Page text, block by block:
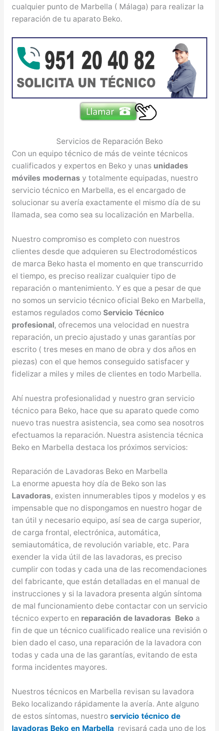
cualquier punto de Marbella ( Málaga) para realizar la
reparación de tu aparato Beko.
Servicios de Reparación Beko
Con un equipo técnico de más de veinte técnicos
cualificados y expertos en Beko y unas unidades
móviles modernas y totalmente equipadas, nuestro
servicio técnico en Marbella, es el encargado de
solucionar su avería exactamente el mismo día de su
llamada, sea como sea su localización en Marbella.
Nuestro compromiso es completo con nuestros
clientes desde que adquieren su Electrodomésticos
de marca Beko hasta el momento en que transcurrido
el tiempo, es preciso realizar cualquier tipo de
reparación o mantenimiento. Y es que a pesar de que
no somos un servicio técnico oficial Beko en Marbella,
estamos regulados como Servicio Técnico
profesional, ofrecemos una velocidad en nuestra
reparación, un precio ajustado y unas garantías por
escrito ( tres meses en mano de obra y dos años en
piezas) con el que hemos conseguido satisfacer y
fidelizar a miles y miles de clientes en todo Marbella.
Ahí nuestra profesionalidad y nuestro gran servicio
técnico para Beko, hace que su aparato quede como
nuevo tras nuestra asistencia, sea como sea nosotros
efectuamos la reparación. Nuestra asistencia técnica
Beko en Marbella destaca los próximos servicios:
Reparación de Lavadoras Beko en Marbella
La enorme apuesta hoy día de Beko son las
Lavadoras, existen innumerables tipos y modelos y es
impensable que no dispongamos en nuestro hogar de
tan útil y necesario equipo, así sea de carga superior,
de carga frontal, electrónica, automática,
semiautomática, de revolución variable, etc. Para
exender la vida útil de las lavadoras, es preciso
cumplir con todas y cada una de las recomendaciones
del fabricante, que están detalladas en el manual de
instrucciones y si la lavadora presenta algún síntoma
de mal funcionamiento debe contactar con un servicio
técnico experto en reparación de lavadoras Beko a
fin de que un técnico cualificado realice una revisión o
bien dado el caso, una reparación de la lavadora con
todas y cada una de las garantías, evitando de esta
forma incidentes mayores.
Nuestros técnicos en Marbella revisan su lavadora
Beko localizando rápidamente la avería. Ante alguno
de estos síntomas, nuestro servicio técnico de
lavadoras Beko en Marbella revisará cada uno de los